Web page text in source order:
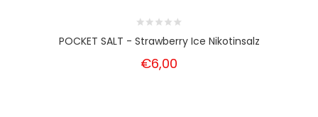
POCKET SALT - Strawberry Ice Nikotinsalz
€6,00